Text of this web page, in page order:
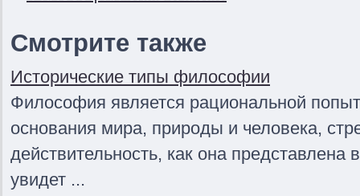
Смотрите также
Исторические типы философии
Философия является рациональной
основания мира, природы и человека,
действительность, как она представлена
увидет ...